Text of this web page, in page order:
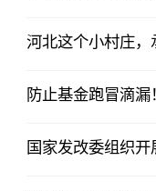
河北这个小村庄，
防止基金跑冒滴
国家发改委组织